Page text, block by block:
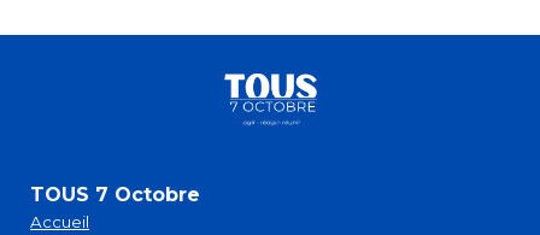
TOUS 7 Octobre
Accueil